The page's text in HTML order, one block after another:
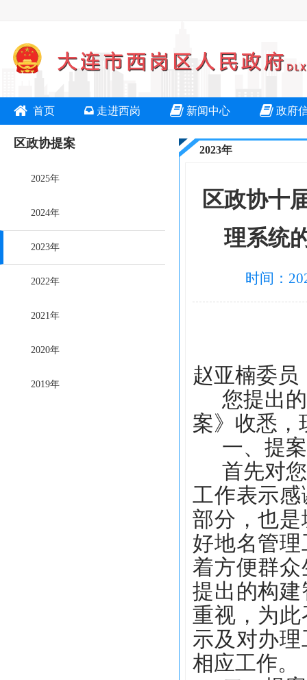
首页 走进西岗 新闻中心 政府
区政协提案
2025年
2024年
2023年
2022年
2021年
2020年
2019年
2023年
区政协十
理系统
时间：
赵亚楠委员
您提出的
案》 收悉，
一、 提案
首先对
工作表示感
部分，也
好地名管
着方便群
提出的构建
重视，为
示及 对办
相应工作。